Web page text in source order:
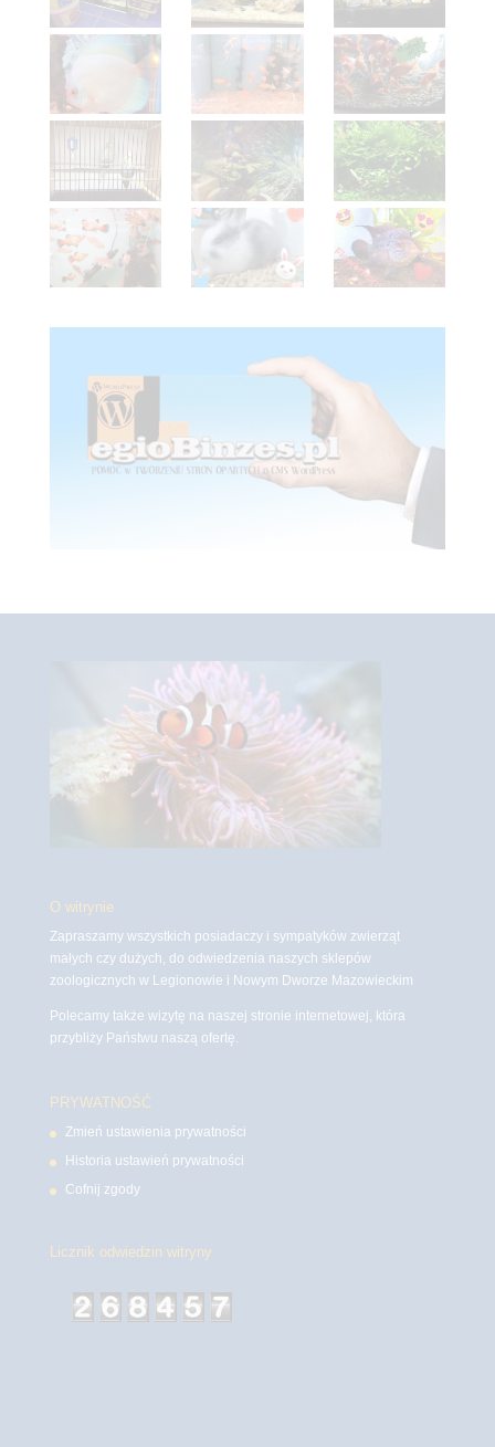
O witrynie
Zapraszamy wszystkich posiadaczy i sympatyków zwierząt
małych czy dużych, do odwiedzenia naszych sklepów
zoologicznych w Legionowie i Nowym Dworze Mazowieckim
Polecamy także wizytę na naszej stronie internetowej, która
przybliży Państwu naszą ofertę.
PRYWATNOŚĆ
Zmień ustawienia prywatności
Historia ustawień prywatności
Cofnij zgody
Licznik odwiedzin witryny